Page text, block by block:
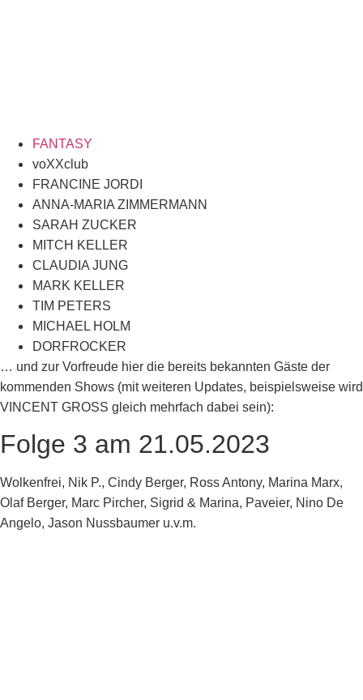
FANTASY
voXXclub
FRANCINE JORDI
ANNA-MARIA ZIMMERMANN
SARAH ZUCKER
MITCH KELLER
CLAUDIA JUNG
MARK KELLER
TIM PETERS
MICHAEL HOLM
DORFROCKER
… und zur Vorfreude hier die bereits bekannten Gäste der
kommenden Shows (mit weiteren Updates, beispielsweise wird
VINCENT GROSS gleich mehrfach dabei sein):
Folge 3 am 21.05.2023
Wolkenfrei, Nik P., Cindy Berger, Ross Antony, Marina Marx,
Olaf Berger, Marc Pircher, Sigrid & Marina, Paveier, Nino De
Angelo, Jason Nussbaumer u.v.m.